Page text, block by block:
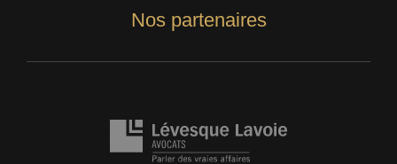
Nos partenaires